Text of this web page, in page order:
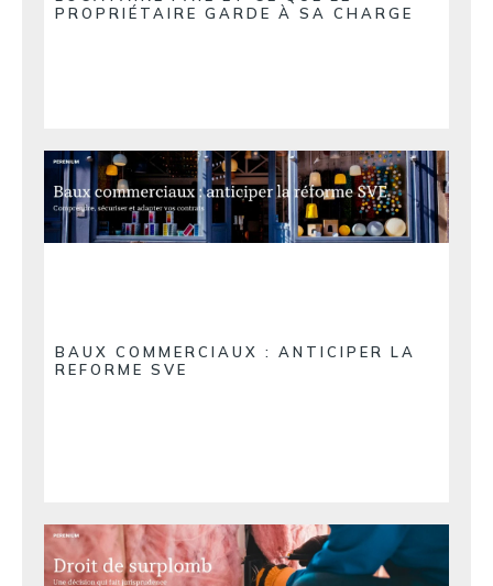
PROPRIÉTAIRE GARDE À SA CHARGE
BAUX COMMERCIAUX : ANTICIPER LA
REFORME SVE